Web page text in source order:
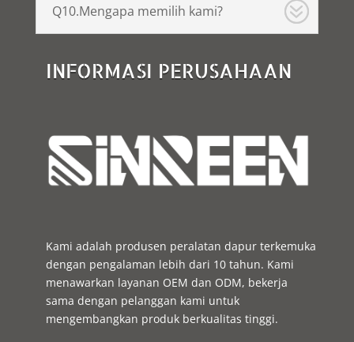
Q10.Mengapa memilih kami?
INFORMASI PERUSAHAAN
Kami adalah produsen peralatan dapur terkemuka
dengan pengalaman lebih dari 10 tahun. Kami
menawarkan layanan OEM dan ODM, bekerja
sama dengan pelanggan kami untuk
mengembangkan produk berkualitas tinggi.